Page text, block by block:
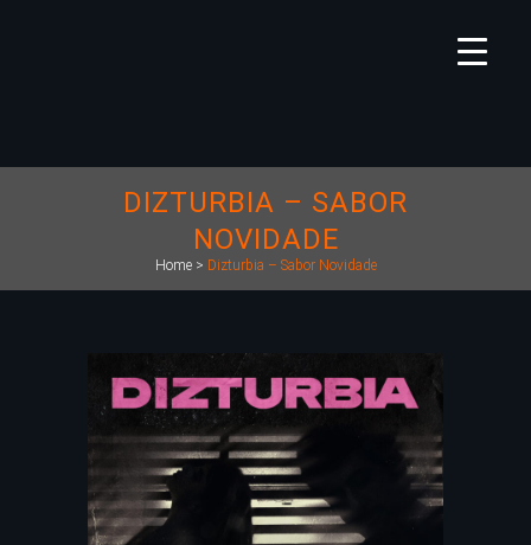
DIZTURBIA – SABOR
NOVIDADE
Home> Dizturbia – Sabor Novidade